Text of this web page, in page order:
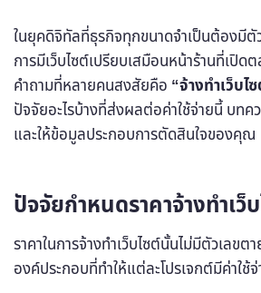
ในยุคดิจิทัลที่ธุรกิจทุกขนาดจำเป็นต้องมี
การมีเว็บไซต์เปรียบเสมือนหน้าร้านที่เปิด
คำถามที่หลายคนสงสัยคือ “จ้างทำเว็บไ
ปัจจัยอะไรบ้างที่ส่งผลต่อค่าใช้จ่ายนี้ บทค
และให้ข้อมูลประกอบการตัดสินใจของคุณ
ปัจจัยกำหนดราคาจ้างทำเว็
ราคาในการจ้างทำเว็บไซต์นั้นไม่มีตัวเลข
องค์ประกอบที่ทำให้แต่ละโปรเจกต์มีค่าใช้